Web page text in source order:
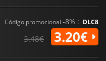
Código promocional -8% : DLC8
3.48€ 3.20€